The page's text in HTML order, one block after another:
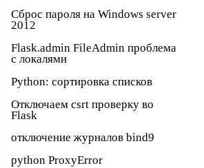
Сброс пароля на Windows server
2012
Flask.admin FileAdmin проблема
с локалями
Python: сортировка списков
Отключаем csrt проверку во
Flask
отключение журналов bind9
python ProxyError